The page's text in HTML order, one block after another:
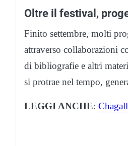
Oltre il festival,
Finito settembre, molti
attraverso collaborazioni
di bibliografie e altri
si protrae nel tempo,
LEGGI ANCHE: